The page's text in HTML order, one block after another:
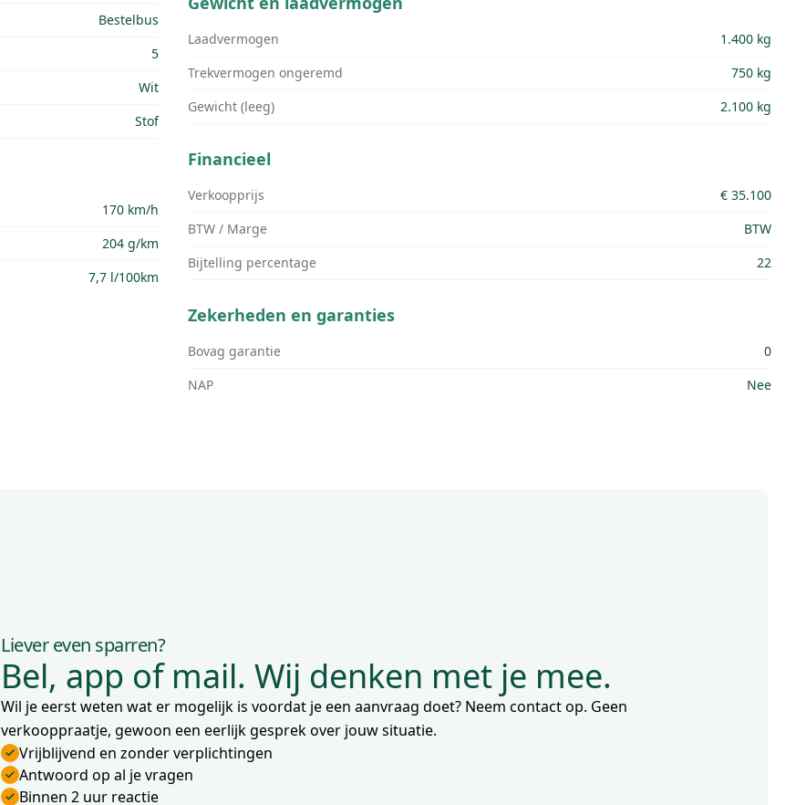
Bestelbus
5
Wit
Stof
170 km/h
204 g/km
7,7 l/100km
Laadvermogen
1.400 kg
Trekvermogen ongeremd
750 kg
Gewicht (leeg)
2.100 kg
Financieel
Verkoopprijs
€ 35.100
BTW / Marge
BTW
Bijtelling percentage
22
Zekerheden en garanties
Bovag garantie
0
NAP
Nee
Liever even sparren?
Bel, app of mail. Wij denken met je mee.
Wil je eerst weten wat er mogelijk is voordat je een aanvraag doet? Neem contact op. Geen
verkooppraatje, gewoon een eerlijk gesprek over jouw situatie.
Vrijblijvend en zonder verplichtingen
Antwoord op al je vragen
Binnen 2 uur reactie